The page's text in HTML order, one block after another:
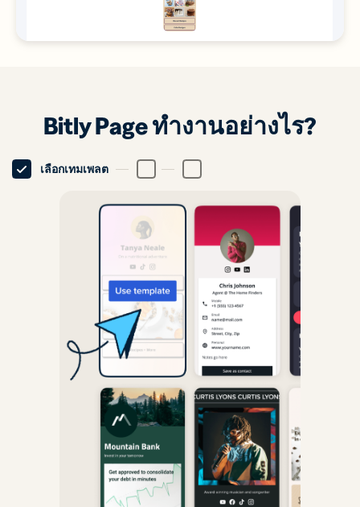
Bitly Page ทำงานอย่างไร?
เลือกเทมเพลต ปรับแต่งเพจของคุณ